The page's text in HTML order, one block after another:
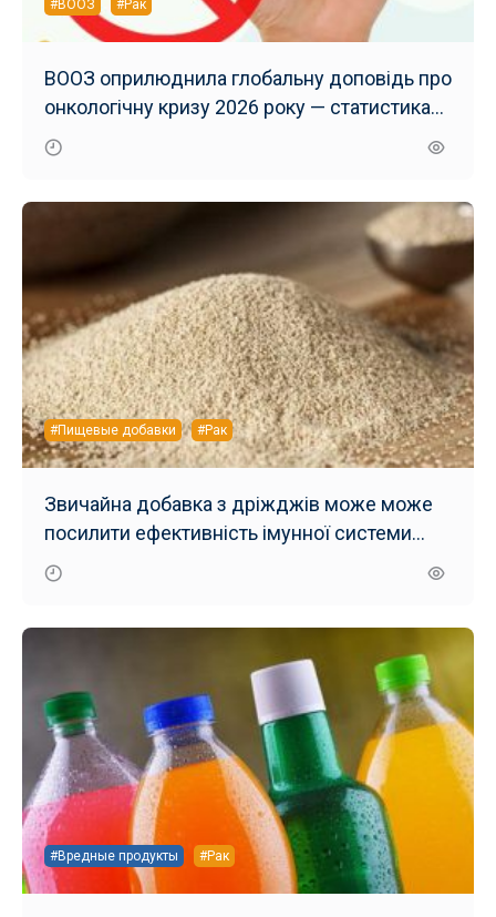
#ВООЗ #Рак
ВООЗ оприлюднила глобальну доповідь про
онкологічну кризу 2026 року — статистика
вражає
#Пищевые добавки #Рак
Звичайна добавка з дріжджів може може
посилити ефективність імунної системи
проти раку
#Вредные продукты #Рак